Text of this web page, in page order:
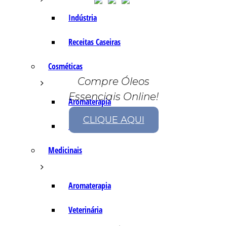
Indústria
Receitas Caseiras
Cosméticas
Aromaterapia
Fórmulas Caseiras
Medicinais
Aromaterapia
Veterinária
Compre Óleos
Essenciais Online!
CLIQUE AQUI